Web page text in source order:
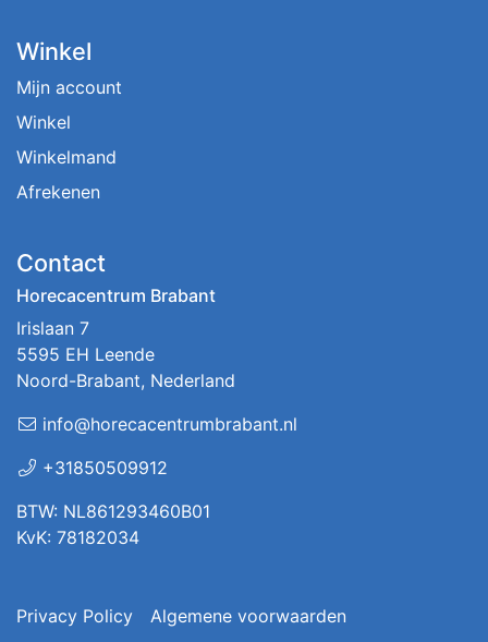
Winkel
Mijn account
Winkel
Winkelmand
Afrekenen
Contact
Horecacentrum Brabant
Irislaan 7
5595 EH Leende
Noord-Brabant, Nederland
info@horecacentrumbrabant.nl
+31850509912
BTW: NL861293460B01
KvK: 78182034
Privacy Policy Algemene voorwaarden